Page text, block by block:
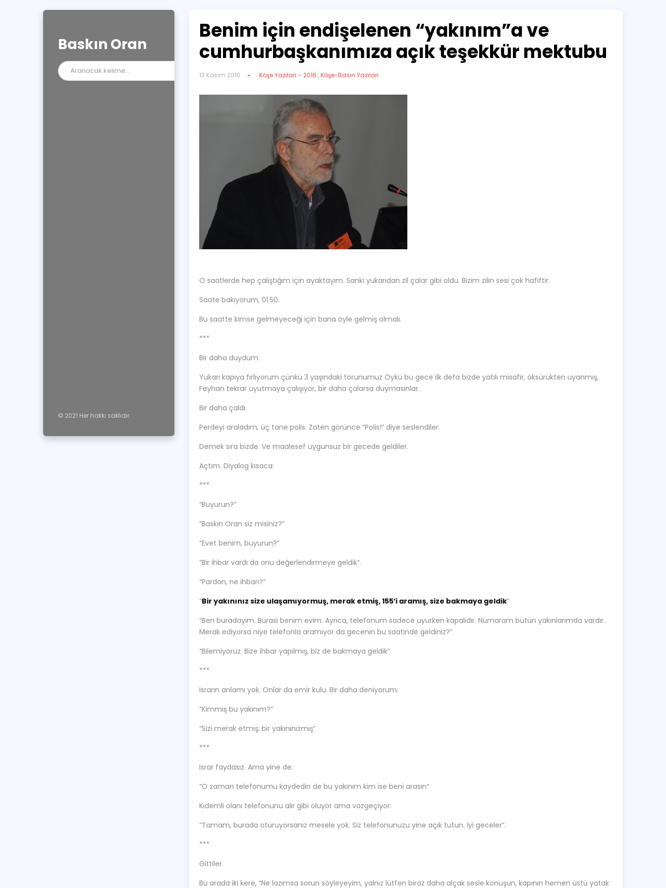
Baskın Oran
© 2021 Her hakkı saklıdır.
Benim için endişelenen “yakınım”a ve
cumhurbaşkanımıza açık teşekkür mektubu
13 Kasım 2016 Köşe Yazıları – 2016 ,Köşe-Basın Yazıları
O saatlerde hep çalıştığım için ayaktayım. Sanki yukarıdan zil çalar gibi oldu. Bizim zilin sesi çok hafiftir.
Saate bakıyorum, 01.50.
Bu saatte kimse gelmeyeceği için bana öyle gelmiş olmalı.
***
Bir daha duydum.
Yukarı kapıya fırlıyorum çünkü 3 yaşındaki torunumuz Öykü bu gece ilk defa bizde yatılı misafir, öksürükten uyanmış,
Feyhan tekrar uyutmaya çalışıyor, bir daha çalarsa duymasınlar.
Bir daha çaldı.
Perdeyi araladım, üç tane polis. Zaten görünce “Polis!” diye seslendiler.
Demek sıra bizde. Ve maalesef uygunsuz bir gecede geldiler.
Açtım. Diyalog kısaca:
***
“Buyurun?”
“Baskın Oran siz misiniz?”
“Evet benim, buyurun?”
“Bir ihbar vardı da onu değerlendirmeye geldik”.
“Pardon, ne ihbarı?”
“Bir yakınınız size ulaşamıyormuş, merak etmiş, 155’i aramış, size bakmaya geldik”
“Ben buradayım. Burası benim evim. Ayrıca, telefonum sadece uyurken kapalıdır. Numaram bütün yakınlarımda vardır.
Merak ediyorsa niye telefonla aramıyor da gecenin bu saatinde geldiniz?”
“Bilemiyoruz. Bize ihbar yapılmış, biz de bakmaya geldik”
***
Israrın anlamı yok. Onlar da emir kulu. Bir daha deniyorum:
“Kimmiş bu yakınım?”
“Sizi merak etmiş; bir yakınınızmış”
***
Israr faydasız. Ama yine de:
“O zaman telefonumu kaydedin de bu yakınım kim ise beni arasın”
Kıdemli olanı telefonunu alır gibi oluyor ama vazgeçiyor:
“Tamam, burada oturuyorsanız mesele yok. Siz telefonunuzu yine açık tutun. İyi geceler”.
***
Gittiler.
Bu arada iki kere, “Ne lazımsa sorun söyleyeyim, yalnız lütfen biraz daha alçak sesle konuşun, kapının hemen üstü yatak